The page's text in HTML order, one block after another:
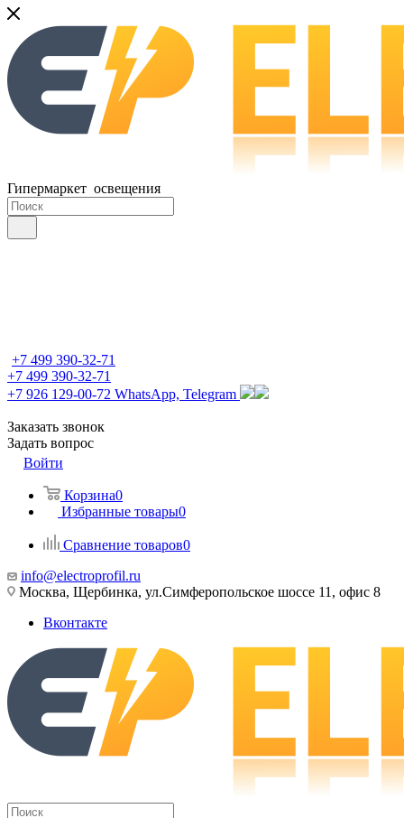
Гипермаркет освещения
+7 499 390-32-71
+7 499 390-32-71
+7 926 129-00-72 WhatsApp, Telegram
Заказать звонок
Задать вопрос
Войти
Корзина0
Избранные товары0
Сравнение товаров0
info@electroprofil.ru
Москва, Щербинка, ул.Симферопольское шоссе 11, офис 8
Вконтакте